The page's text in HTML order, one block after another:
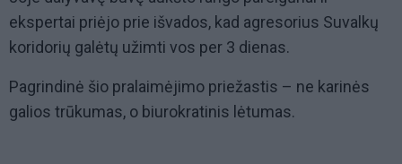
ekspertai priėjo prie išvados, kad agresorius Suvalkų
koridorių galėtų užimti vos per 3 dienas.
Pagrindinė šio pralaimėjimo priežastis – ne karinės
galios trūkumas, o biurokratinis lėtumas.